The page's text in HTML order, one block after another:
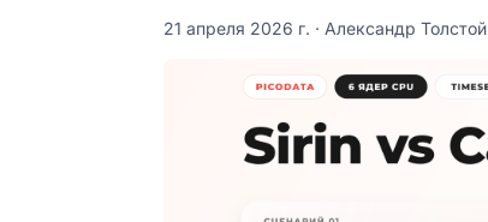
21 апреля 2026 г. · Александр Толстой